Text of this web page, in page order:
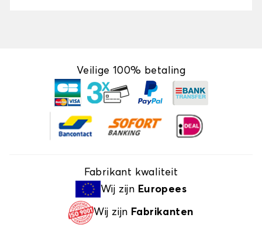
Veilige 100% betaling
Fabrikant kwaliteit
Wij zijn Europees
Wij zijn Fabrikanten